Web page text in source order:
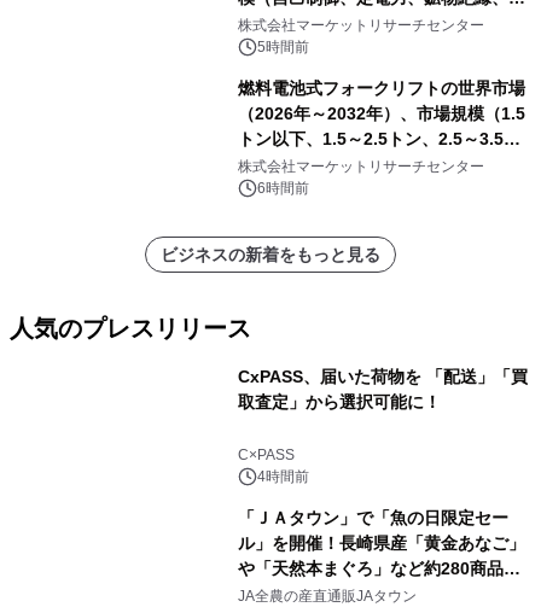
皮効果）・分析レポートを発表
株式会社マーケットリサーチセンター
5時間前
燃料電池式フォークリフトの世界市場
（2026年～2032年）、市場規模（1.5
トン以下、1.5～2.5トン、2.5～3.5ト
ン、3.5～5.0トン、その他）・分析レ
ポートを発表
株式会社マーケットリサーチセンター
6時間前
ビジネスの新着をもっと見る
人気のプレスリリース
CxPASS、届いた荷物を 「配送」「買
取査定」から選択可能に！
C×PASS
4時間前
「ＪＡタウン」で「魚の日限定セー
ル」を開催！長崎県産「黄金あなご」
や「天然本まぐろ」など約280商品を
販売！～毎月１０日の定例企画～
JA全農の産直通販JAタウン